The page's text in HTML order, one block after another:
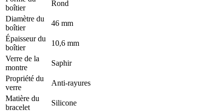
boîtier
Rond
Diamètre du
boîtier
46 mm
Épaisseur du
boîtier
10,6 mm
Verre de la
montre
Saphir
Propriété du
verre
Anti-rayures
Matière du
bracelet
Silicone